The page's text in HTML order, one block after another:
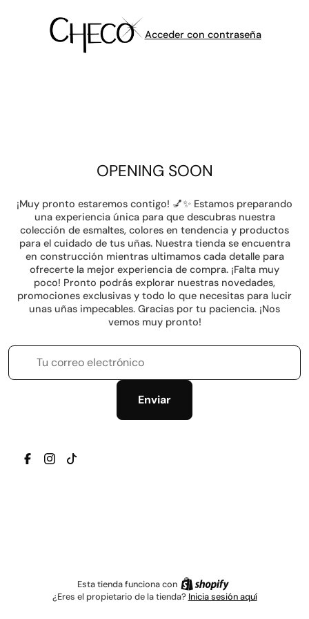
Acceder con contraseña
OPENING SOON
¡Muy pronto estaremos contigo! 💅✨ Estamos preparando
una experiencia única para que descubras nuestra
colección de esmaltes, colores en tendencia y productos
para el cuidado de tus uñas. Nuestra tienda se encuentra
en construcción mientras ultimamos cada detalle para
ofrecerte la mejor experiencia de compra. ¡Falta muy
poco! Pronto podrás explorar nuestras novedades,
promociones exclusivas y todo lo que necesitas para lucir
unas uñas impecables. Gracias por tu paciencia. ¡Nos
vemos muy pronto!
Enviar
TRANSLATION MISSING:
TRANSLATION MISSING:
TRANSLATION MISSING:
Esta tienda funciona con
¿Eres el propietario de la tienda? Inicia sesión aquí